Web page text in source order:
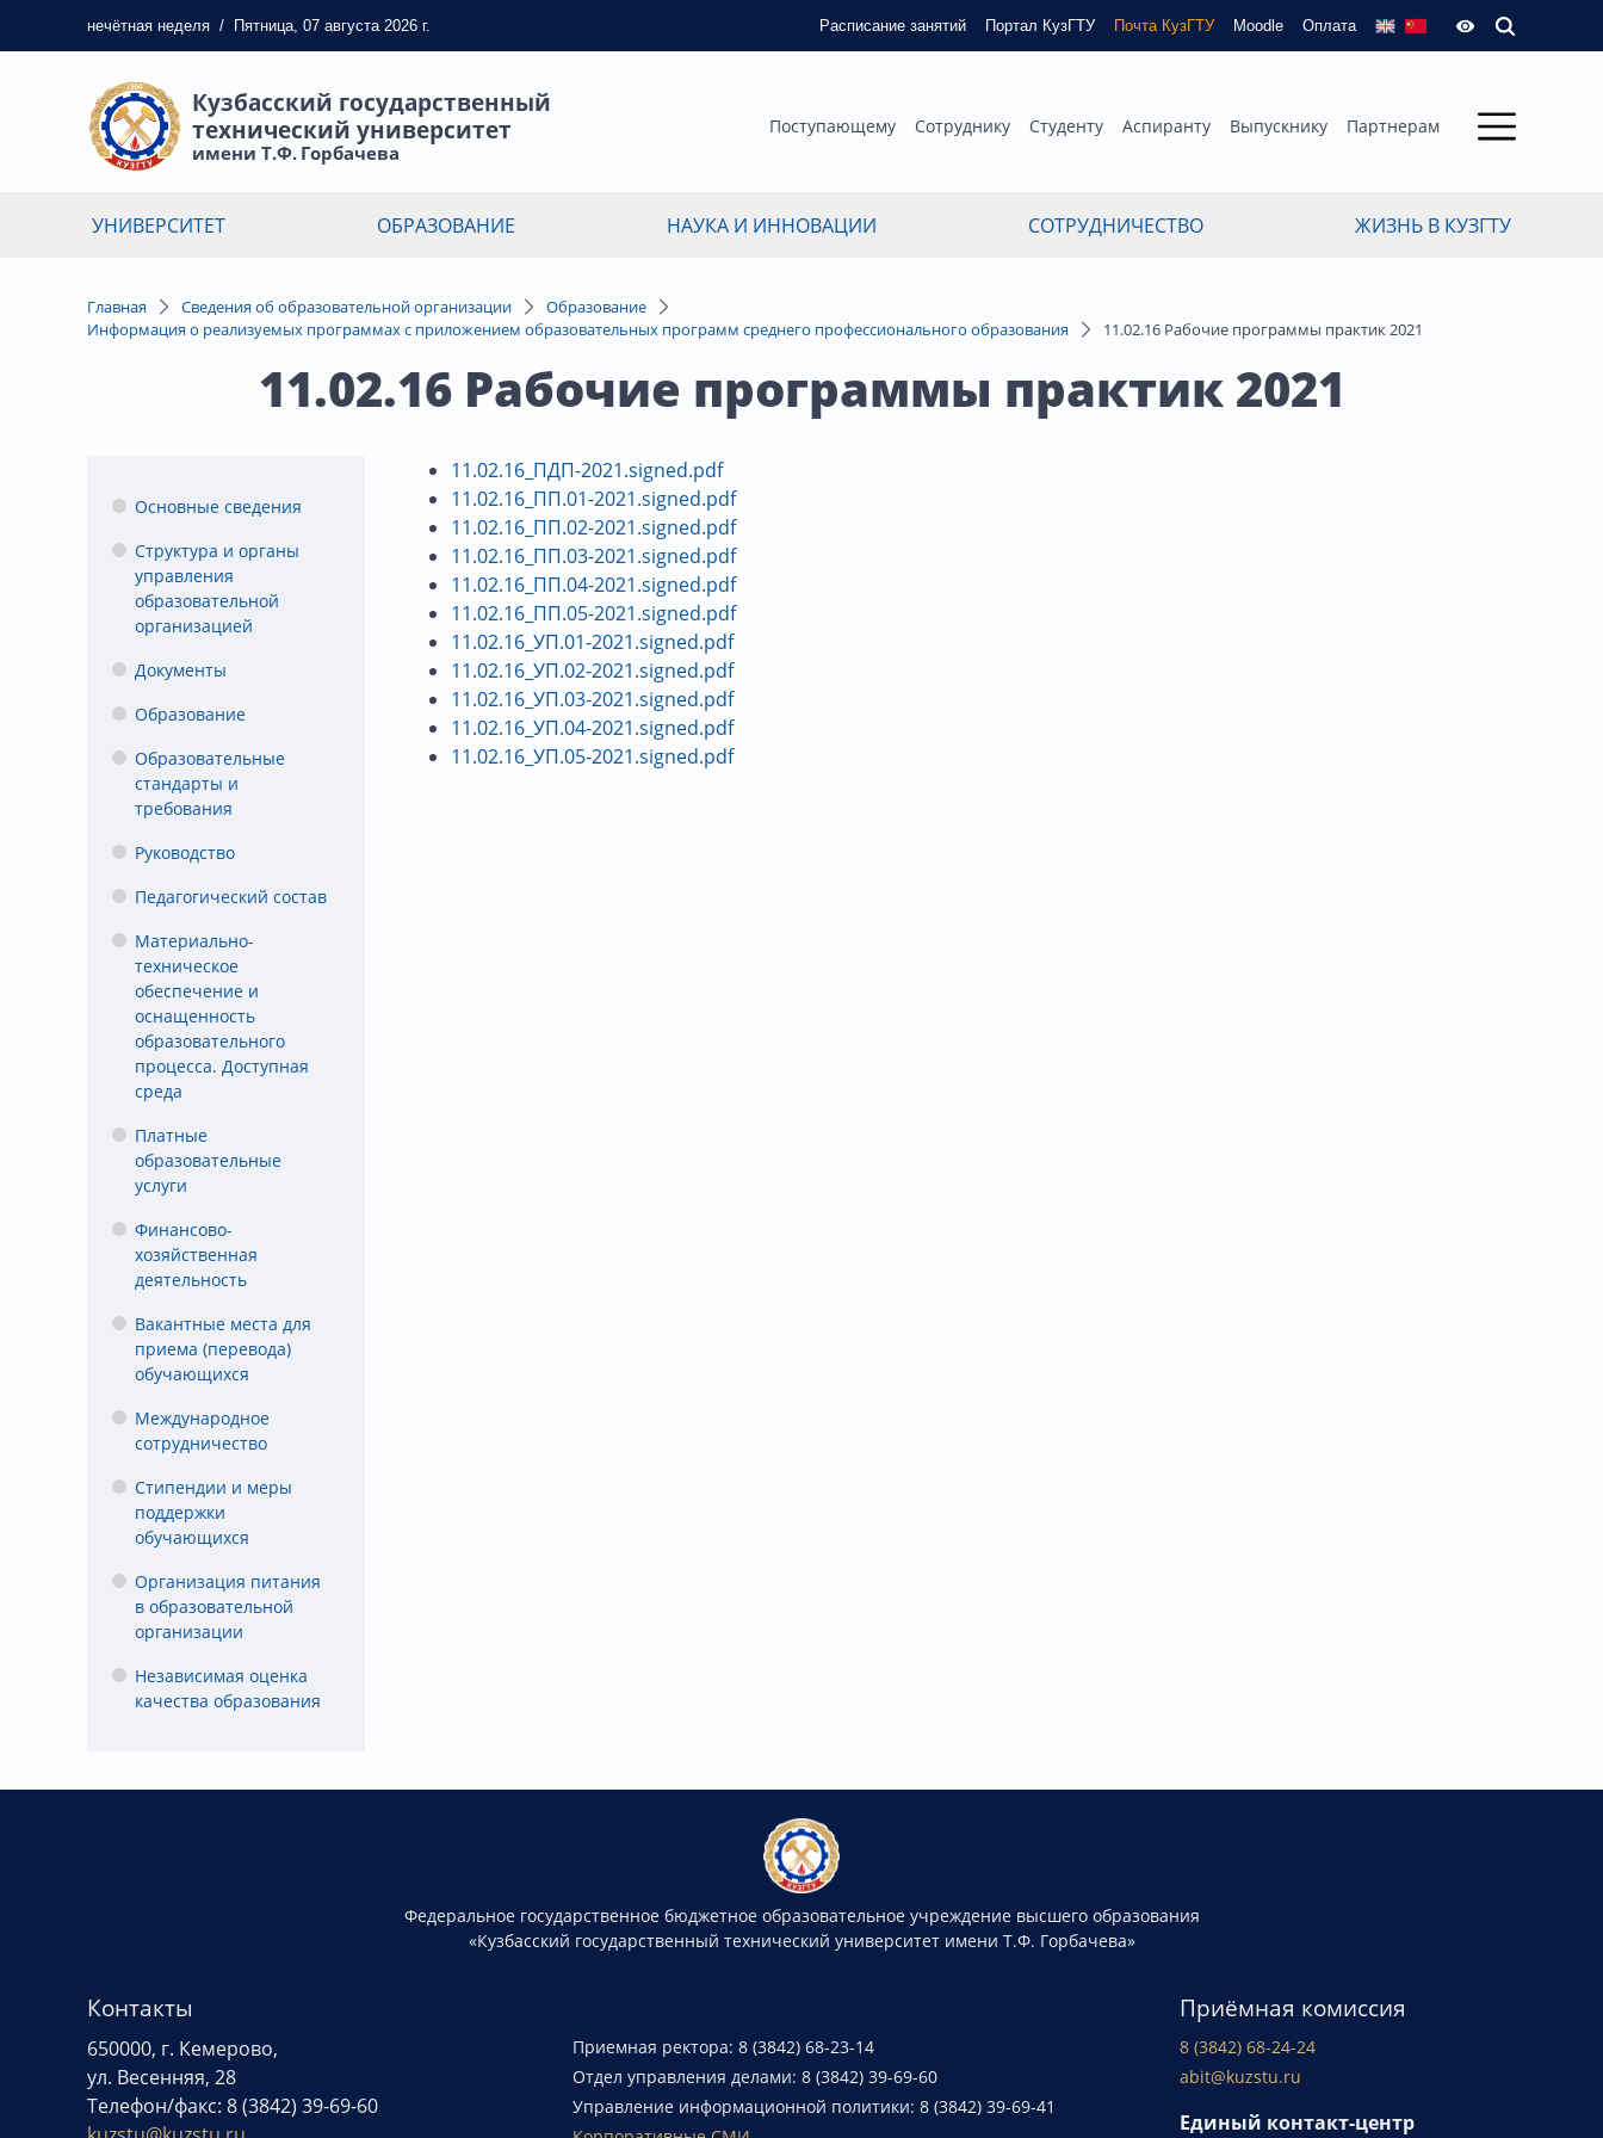
нечётная неделя / Пятница, 07 августа 2026 г. Расписание занятий Портал КузГТУ Почта КузГТУ Moodle Оплата
Кузбасский государственный
технический университет
имени Т.Ф. Горбачева
Поступающему Сотруднику Студенту Аспиранту Выпускнику Партнерам
УНИВЕРСИТЕТ ОБРАЗОВАНИЕ НАУКА И ИННОВАЦИИ СОТРУДНИЧЕСТВО ЖИЗНЬ В КУЗГТУ
Главная Сведения об образовательной организации
Образование
Информация о реализуемых программах с приложением образовательных программ среднего профессионального образования
11.02.16 Рабочие программы практик 2021
11.02.16 Рабочие программы практик 2021
Основные сведения
Структура и органы
управления
образовательной
организацией
Документы
Образование
Образовательные
стандарты и
требования
Руководство
Педагогический состав
Материально-
техническое
обеспечение и
оснащенность
образовательного
процесса. Доступная
среда
Платные
образовательные
услуги
Финансово-
хозяйственная
деятельность
Вакантные места для
приема (перевода)
обучающихся
Международное
сотрудничество
Стипендии и меры
поддержки
обучающихся
Организация питания
в образовательной
организации
Независимая оценка
качества образования
11.02.16_ПДП-2021.signed.pdf
11.02.16_ПП.01-2021.signed.pdf
11.02.16_ПП.02-2021.signed.pdf
11.02.16_ПП.03-2021.signed.pdf
11.02.16_ПП.04-2021.signed.pdf
11.02.16_ПП.05-2021.signed.pdf
11.02.16_УП.01-2021.signed.pdf
11.02.16_УП.02-2021.signed.pdf
11.02.16_УП.03-2021.signed.pdf
11.02.16_УП.04-2021.signed.pdf
11.02.16_УП.05-2021.signed.pdf
Федеральное государственное бюджетное образовательное учреждение высшего образования
«Кузбасский государственный технический университет имени Т.Ф. Горбачева»
Контакты
650000, г. Кемерово,
ул. Весенняя, 28
Телефон/факс: 8 (3842) 39-69-60
Приемная ректора: 8 (3842) 68-23-14
Отдел управления делами: 8 (3842) 39-69-60
Управление информационной политики: 8 (3842) 39-69-41
Приёмная комиссия
8 (3842) 68-24-24
abit@kuzstu.ru
Единый контакт-центр